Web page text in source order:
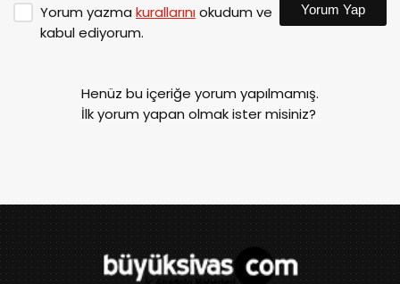
Yorum yazma kurallarınıokudum ve
kabul ediyorum.
Yorum Yap
Henüz bu içeriğe yorum yapılmamış.
İlk yorum yapan olmak ister misiniz?